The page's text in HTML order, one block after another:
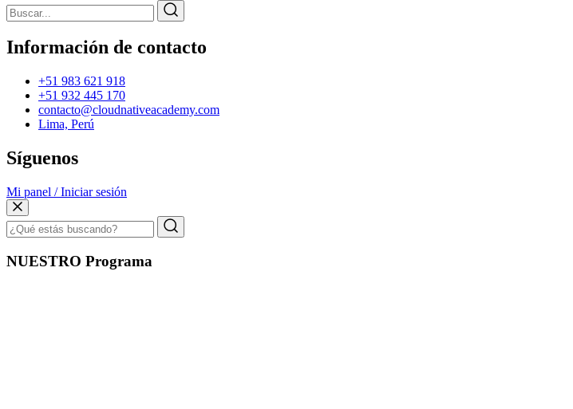
Información de contacto
+51 983 621 918
+51 932 445 170
contacto@cloudnativeacademy.com
Lima, Perú
Síguenos
Mi panel / Iniciar sesión
NUESTRO Programa